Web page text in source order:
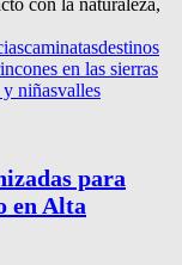
con la naturaleza,
caminatasdestinos
en las sierras
niñasvalles
para
en Alta